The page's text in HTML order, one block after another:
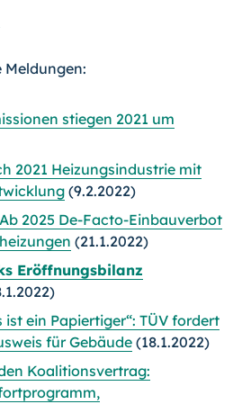
stiegen 2021 um
2021 Heizungsindustrie mit
(9.2.2022)
2025 De-Facto-Einbauverbot
(21.1.2022)
Eröffnungsbilanz
ist ein Papiertiger“: TÜV fordert
für Gebäude (18.1.2022)
Koalitionsvertrag: